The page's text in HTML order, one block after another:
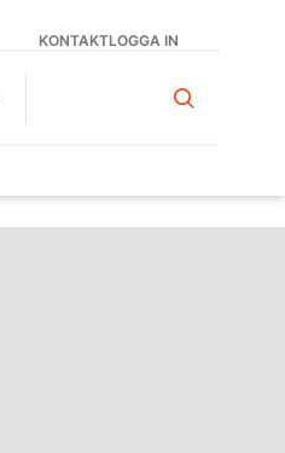
KONTAKTLOGGA IN